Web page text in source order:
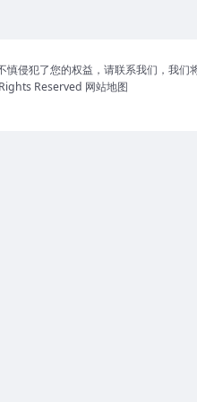
侵犯了您的权益，请联系我们，我们
Reserved 网站地图